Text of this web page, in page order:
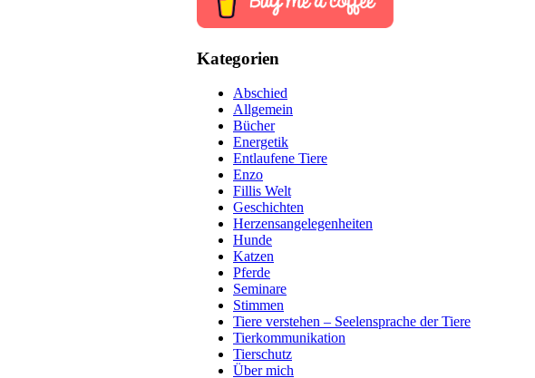
Kategorien
Abschied
Allgemein
Bücher
Energetik
Entlaufene Tiere
Enzo
Fillis Welt
Geschichten
Herzensangelegenheiten
Hunde
Katzen
Pferde
Seminare
Stimmen
Tiere verstehen – Seelensprache der Tiere
Tierkommunikation
Tierschutz
Über mich